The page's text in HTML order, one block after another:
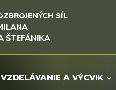
SÍL
ŠTEFÁNIKA
VZDELÁVANIE A VÝCVIK